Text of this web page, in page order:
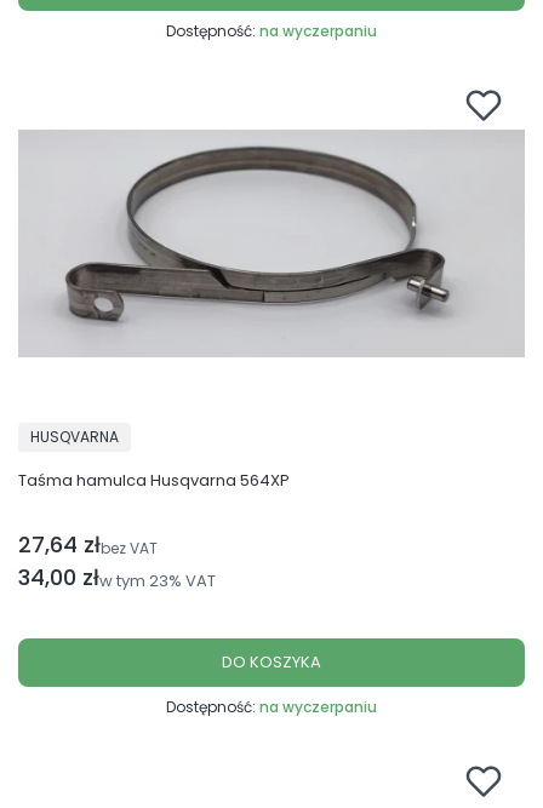
Dostępność: na wyczerpaniu
Taśma hamulca Husqvarna 564XP
PRODUCENT
HUSQVARNA
Cena brutto
34,00 złw tym 23% VAT
Cena netto
27,64 złbez VAT
DO KOSZYKA
Dostępność: na wyczerpaniu